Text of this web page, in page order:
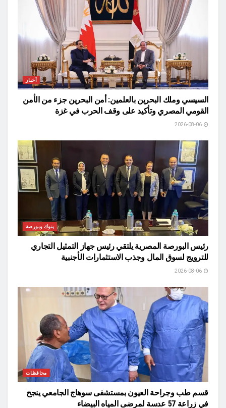
أخبار
السيسي وملك البحرين بالعلمين: أمن البحرين جزء من الأمن
القومي المصري وتأكيد على وقف الحرب في غزة
بنوك وبورصة
رئيس البورصة المصرية يلتقي رئيس جهاز التمثيل التجاري
للترويج لسوق المال وجذب الاستثمارات الأجنبية
محافظات
قسم طب وجراحة العيون بمستشفى سوهاج الجامعي ينجح
في زراعة 57 عدسة لمرضى المياه البيضاء